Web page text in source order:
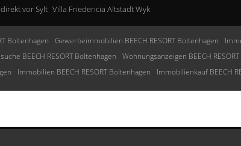
vor Sylt Villa Friedericia Altstadt Wyk
Boltenhagen Gewerbeimmobilien BEECH RESORT Boltenhagen
BEECH RESORT Boltenhagen Wohnungsanzeigen BEECH
Immobilien BEECH RESORT Boltenhagen Immobilienkauf BEECH